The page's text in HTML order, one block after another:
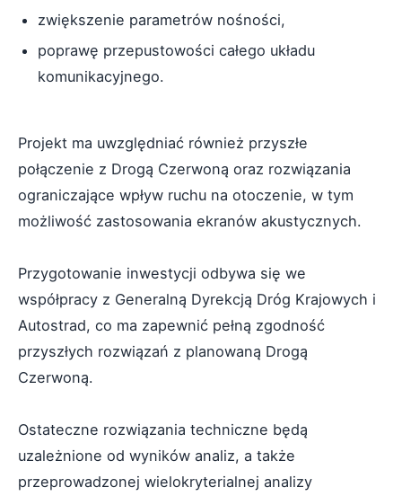
zwiększenie parametrów nośności,
poprawę przepustowości całego układu
komunikacyjnego.
Projekt ma uwzględniać również przyszłe
połączenie z Drogą Czerwoną oraz rozwiązania
ograniczające wpływ ruchu na otoczenie, w tym
możliwość zastosowania ekranów akustycznych.
Przygotowanie inwestycji odbywa się we
współpracy z Generalną Dyrekcją Dróg Krajowych i
Autostrad, co ma zapewnić pełną zgodność
przyszłych rozwiązań z planowaną Drogą
Czerwoną.
Ostateczne rozwiązania techniczne będą
uzależnione od wyników analiz, a także
przeprowadzonej wielokryterialnej analizy